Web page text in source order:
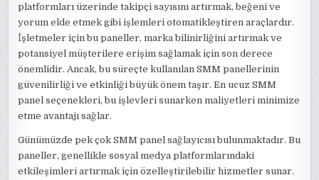
platformları üzerinde takipçi sayısını artırmak, beğeni ve
yorum elde etmek gibi işlemleri otomatikleştiren araçlardır.
İşletmeler için bu paneller, marka bilinirliğini artırmak ve
potansiyel müşterilere erişim sağlamak için son derece
önemlidir. Ancak, bu süreçte kullanılan SMM panellerinin
güvenilirliği ve etkinliği büyük önem taşır. En ucuz SMM
panel seçenekleri, bu işlevleri sunarken maliyetleri minimize
etme avantajı sağlar.
Günümüzde pek çok SMM panel sağlayıcısı bulunmaktadır. Bu
paneller, genellikle sosyal medya platformlarındaki
etkileşimleri artırmak için özelleştirilebilir hizmetler sunar.